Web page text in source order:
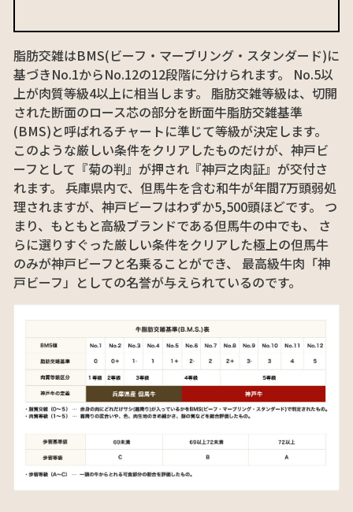
脂肪交雑はBMS(ビーフ・マーブリング・スタンダード)に
基づきNo.1からNo.12の12段階に分けられます。 No.5以
上が肉質等級4以上に相当します。 脂肪交雑等級は、切開
された断面のロース芯の部分を断面牛脂肪交雑基準
(BMS)と呼ばれるチャートに準じて等級が決定します。
このような厳しい条件をクリアしたものだけが、神戸ビ
ーフとして『菊の判』が押され『神戸之肉証』が交付さ
れます。 兵庫県内で、但馬牛を含む和牛が年間7万頭弱処
理されますが、神戸ビーフはわずか5,500頭ほどです。 つ
まり、もともと高級ブランドである但馬牛の中でも、 さ
らに選りすぐった厳しい条件をクリアした極上の但馬牛
のみが神戸ビーフと名乗ることができ、 最高級牛肉「神
戸ビーフ」としての名誉が与えられているのです。